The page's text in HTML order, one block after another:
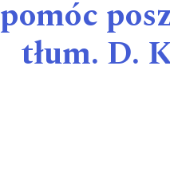
pomóc
tłum. D.